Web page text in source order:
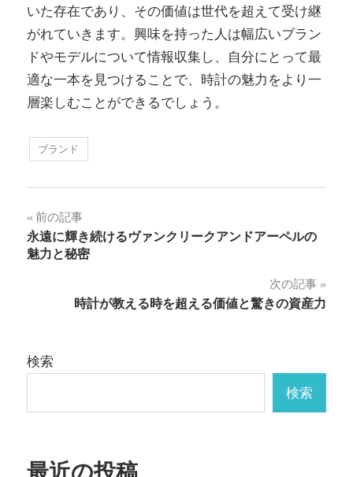
いた存在であり、その価値は世代を超えて受け継
がれていきます。興味を持った人は幅広いブラン
ドやモデルについて情報収集し、自分にとって最
適な一本を見つけることで、時計の魅力をより一
層楽しむことができるでしょう。
ブランド
投
稿
ー
シ
ン
前の記事
永遠に輝き続けるヴァンクリークアンドアーペルの
魅力と秘密
次の記事
時計が教える時を超える価値と驚きの資産力
検索
検索